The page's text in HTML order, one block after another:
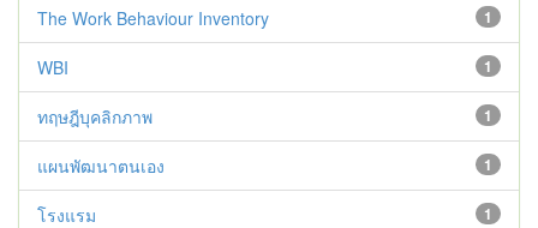
1
The Work Behaviour Inventory
1
WBI
1
ทฤษฎีบุคลิกภาพ
1
แผนพัฒนาตนเอง
1
โรงแรม